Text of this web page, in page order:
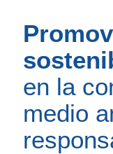
en la
medio